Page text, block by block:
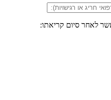
לאחר סיום קריאתו: